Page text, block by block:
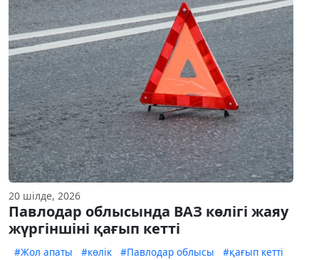
20 шілде, 2026
Павлодар облысында ВАЗ көлігі жаяу
жүргіншіні қағып кетті
#Жол апаты #көлік #Павлодар облысы
#қағып кетті